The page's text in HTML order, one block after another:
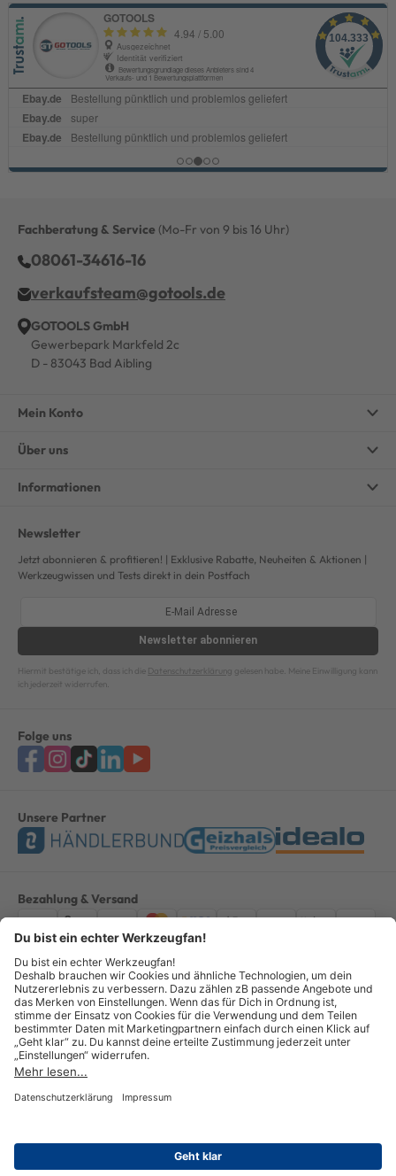
Fachberatung & Service (Mo-Fr von 9 bis 16 Uhr)
08061-34616-16
verkaufsteam@gotools.de
GOTOOLS GmbH
Gewerbepark Markfeld 2c
D - 83043 Bad Aibling
Mein Konto
Über uns
Informationen
Newsletter
Jetzt abonnieren & profitieren! | Exklusive Rabatte, Neuheiten & Aktionen |
Werkzeugwissen und Tests direkt in dein Postfach
Newsletter abonnieren
Hiermit bestätige ich, dass ich die Datenschutzerklärung gelesen habe. Meine Einwilligung kann
ich jederzeit widerrufen.
Folge uns
Unsere Partner
Bezahlung & Versand
ImpressumAGBDatenschutzWiderruf Vertrag widerrufen
Alle Preise verstehen sich inkl. ges. MwSt. *Kostenloser Versand innerhalb
Deutschlands, bei Bestellungen ab 100,00 Euro.
© Copyright 2026 GOTOOLS GmbH - Alle Rechte vorbehalten. powered by
createyourtemplate